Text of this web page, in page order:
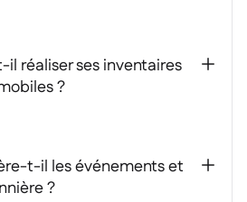
réaliser ses inventaires
?
+
t-il les événements et
?
+